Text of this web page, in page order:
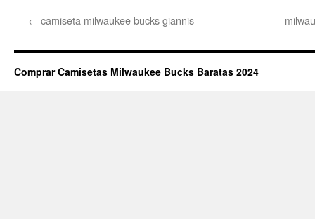
← camiseta milwaukee bucks giannis
Comprar Camisetas Milwaukee Bucks Baratas 2024